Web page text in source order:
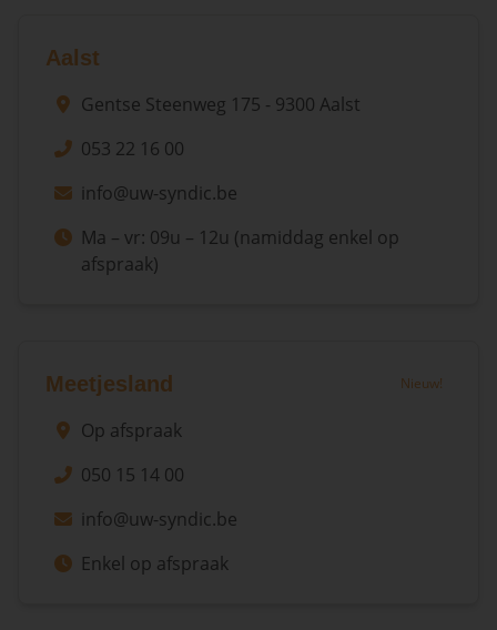
Aalst
Gentse Steenweg 175 - 9300 Aalst
053 22 16 00
info@uw-syndic.be
Ma – vr: 09u – 12u (namiddag enkel op
afspraak)
Meetjesland Nieuw!
Op afspraak
050 15 14 00
info@uw-syndic.be
Enkel op afspraak